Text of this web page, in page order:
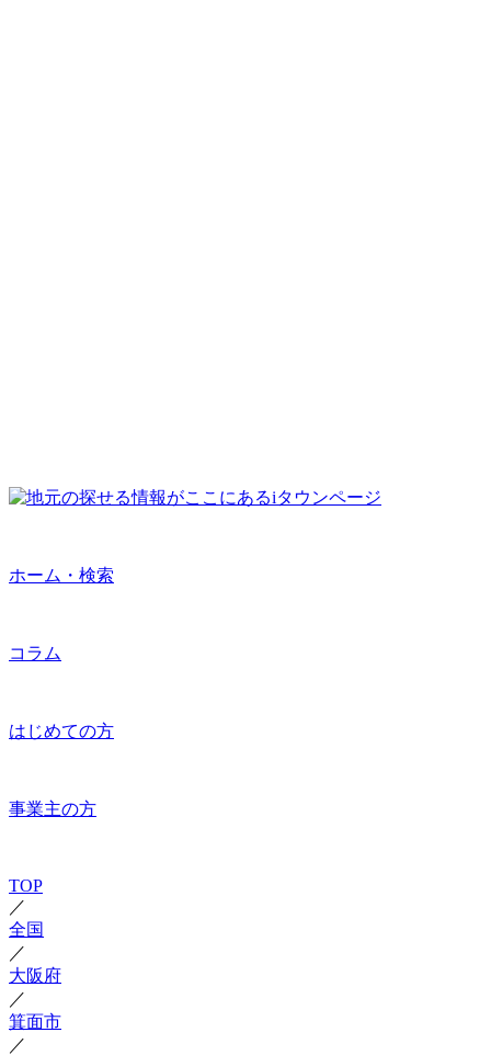
ホーム・検索
コラム
はじめての方
事業主の方
TOP
／
全国
／
大阪府
／
箕面市
／